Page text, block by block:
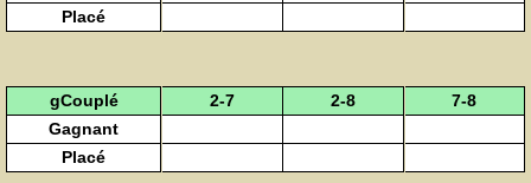
Placé
gCouplé 2-7 2-8
7-8
Gagnant
Placé